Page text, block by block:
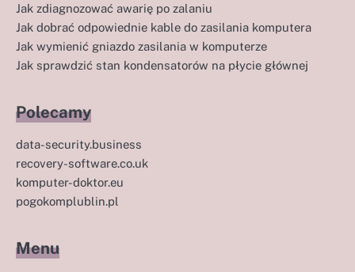
Jak zdiagnozować awarię po zalaniu
Jak dobrać odpowiednie kable do zasilania komputera
Jak wymienić gniazdo zasilania w komputerze
Jak sprawdzić stan kondensatorów na płycie głównej
Polecamy
data-security.business
recovery-software.co.uk
komputer-doktor.eu
pogokomplublin.pl
Menu